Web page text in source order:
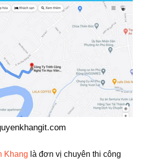
Khang là đơn vị chuyên thi công